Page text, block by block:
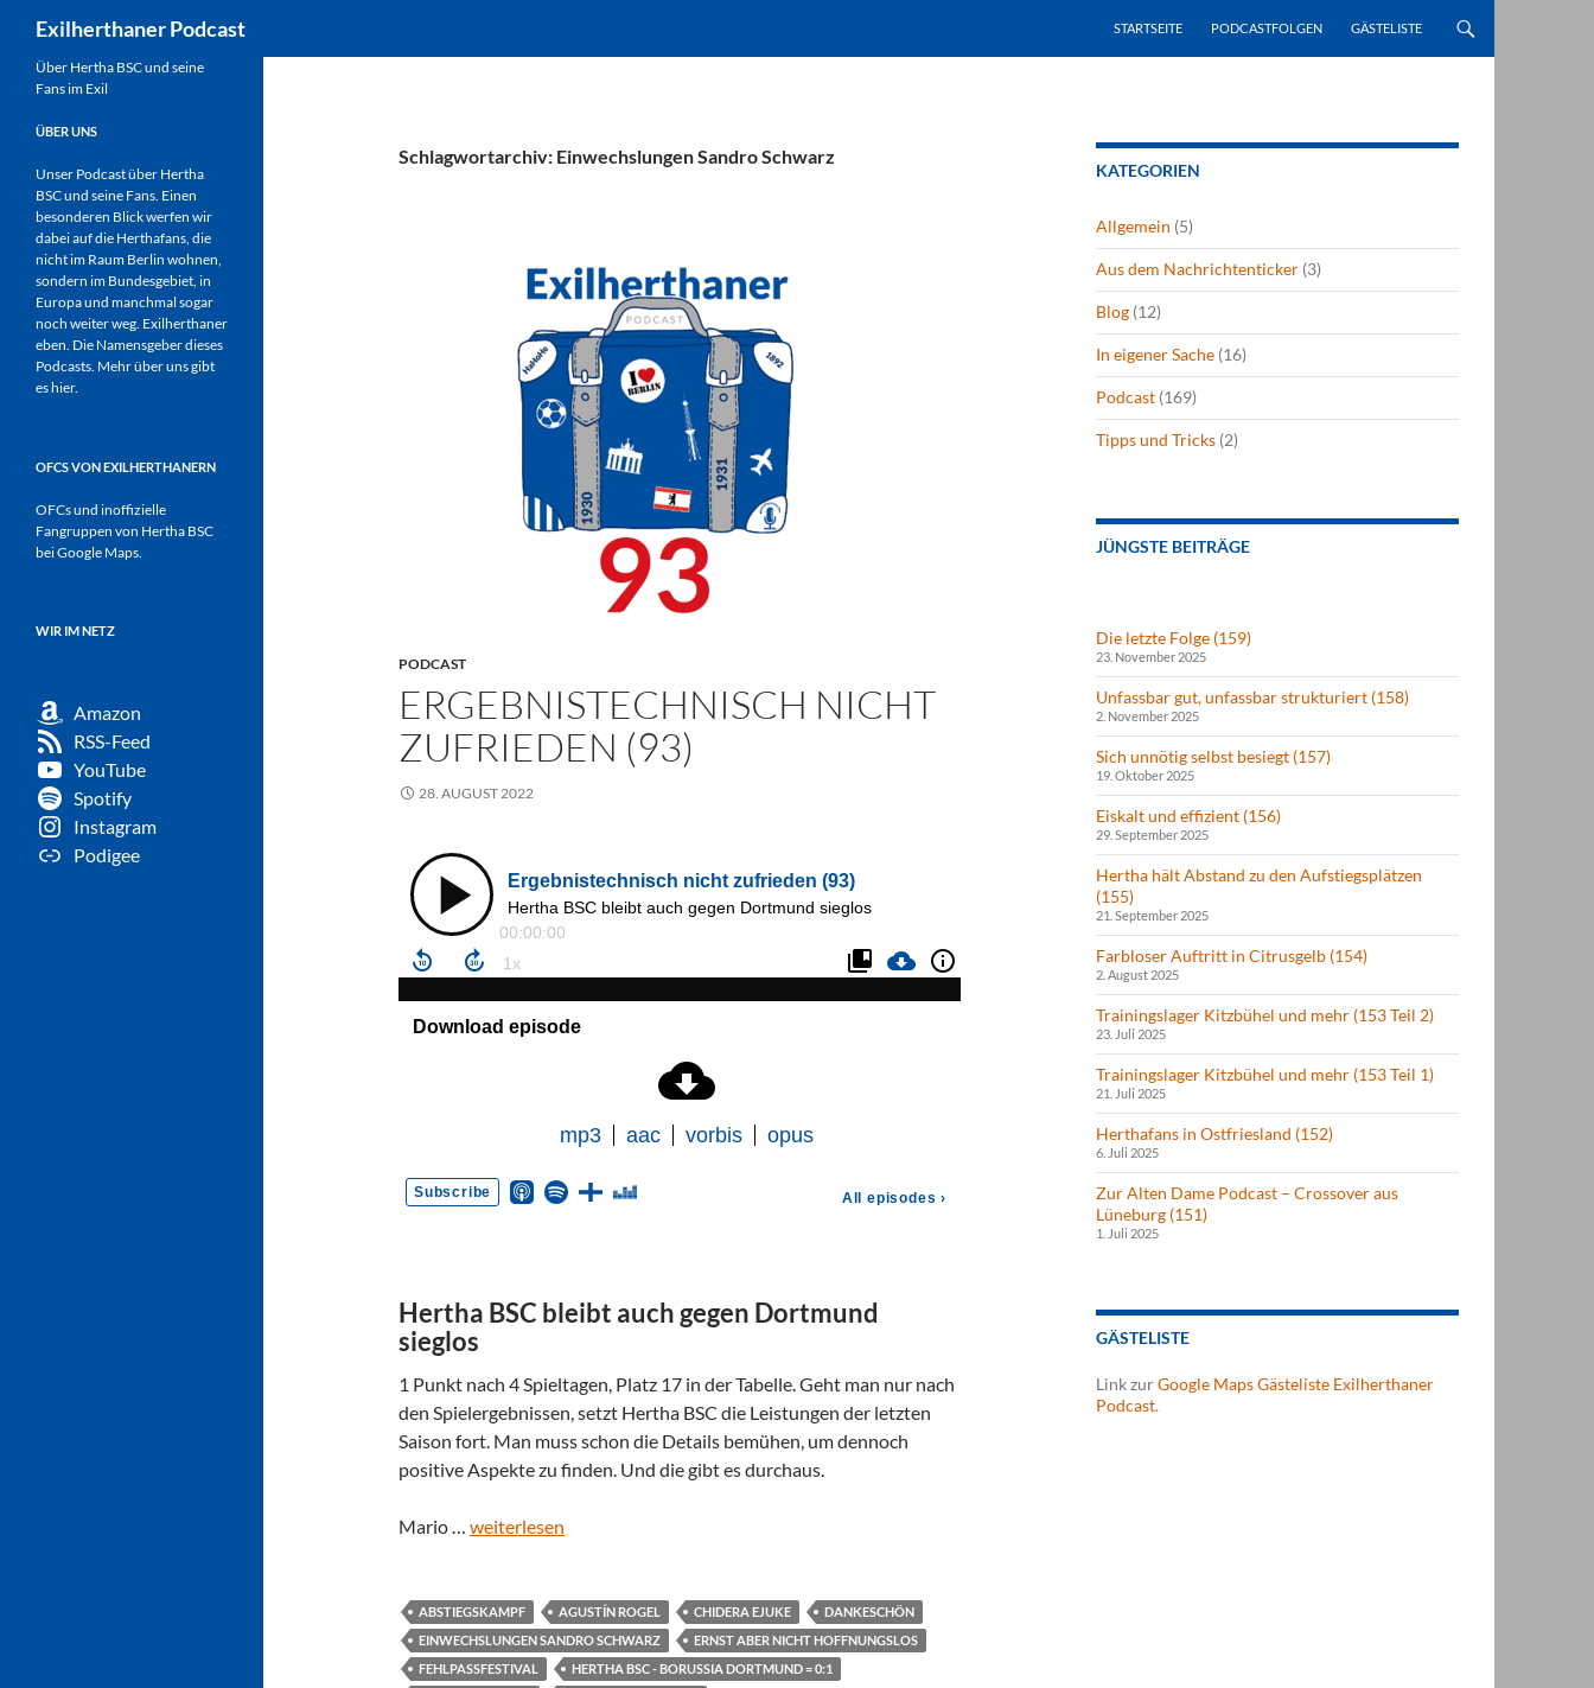
Inhalt
springen
Exilherthaner Podcast STARTSEITE PODCASTFOLGEN GÄSTELISTE
Schlagwortarchiv: Einwechslungen Sandro Schwarz
PODCAST
ERGEBNISTECHNISCH NICHT
ZUFRIEDEN (93)
28. AUGUST 2022
Hertha BSC bleibt auch gegen Dortmund
sieglos
1 Punkt nach 4 Spieltagen, Platz 17 in der Tabelle. Geht man nur nach
den Spielergebnissen, setzt Hertha BSC die Leistungen der letzten
Saison fort. Man muss schon die Details bemühen, um dennoch
positive Aspekte zu finden. Und die gibt es durchaus.
Mario … weiterlesen
ABSTIEGSKAMPF AGUSTÍN ROGEL CHIDERA EJUKE
DANKESCHÖN
EINWECHSLUNGEN SANDRO SCHWARZ
ERNST ABER NICHT HOFFNUNGSLOS
FEHLPASSFESTIVAL
HERTHA BSC - BORUSSIA DORTMUND = 0:1
KATEGORIEN
Allgemein (5)
Aus dem Nachrichtenticker (3)
Blog (12)
In eigener Sache (16)
Podcast (169)
Tipps und Tricks (2)
JÜNGSTE BEITRÄGE
Die letzte Folge (159)
23. November 2025
Unfassbar gut, unfassbar strukturiert (158)
2. November 2025
Sich unnötig selbst besiegt (157)
19. Oktober 2025
Eiskalt und effizient (156)
29. September 2025
Hertha hält Abstand zu den Aufstiegsplätzen
(155)
21. September 2025
Farbloser Auftritt in Citrusgelb (154)
2. August 2025
Trainingslager Kitzbühel und mehr (153 Teil 2)
23. Juli 2025
Trainingslager Kitzbühel und mehr (153 Teil 1)
21. Juli 2025
Herthafans in Ostfriesland (152)
6. Juli 2025
Zur Alten Dame Podcast – Crossover aus
Lüneburg (151)
1. Juli 2025
GÄSTELISTE
Link zurGoogle Maps Gästeliste Exilherthaner
Podcast.
Über Hertha BSC und seine
Fans im Exil
ÜBER UNS
Unser Podcast über Hertha
BSC und seine Fans. Einen
besonderen Blick werfen wir
dabei auf die Herthafans, die
nicht im Raum Berlin wohnen,
sondern im Bundesgebiet, in
Europa und manchmal sogar
noch weiter weg. Exilherthaner
eben. Die Namensgeber dieses
Podcasts. Mehr über uns gibt
eshier.
OFCS VON EXILHERTHANERN
OFCs und inoffizielle
Fangruppen von Hertha BSC
bei Google Maps.
WIR IM NETZ
Amazon
RSS-Feed
YouTube
Spotify
Instagram
Podigee